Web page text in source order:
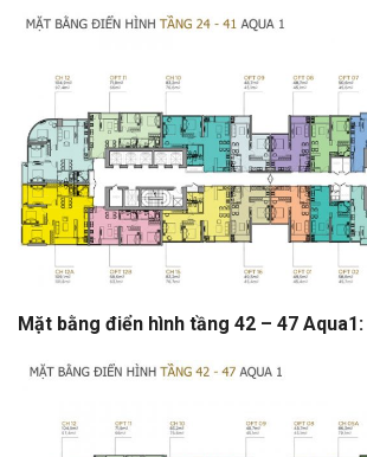
Mặt bằng điển hình tầng 42 – 47 Aqua1: